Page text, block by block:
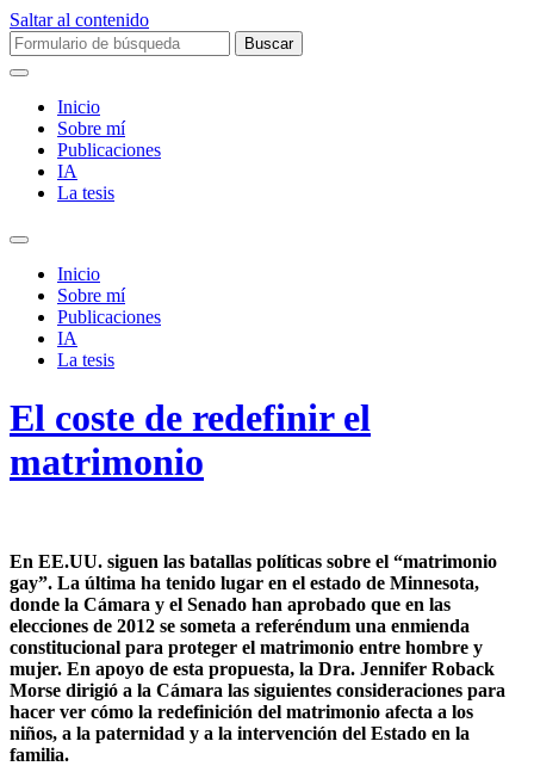
Saltar al contenido
Buscar:
Inicio
Sobre mí­
Publicaciones
IA
La tesis
Alternar
campo
búsqueda
Inicio
Sobre mí­
Publicaciones
IA
La tesis
El coste de redefinir el
matrimonio
En EE.UU. siguen las batallas políticas sobre el “matrimonio
gay”. La última ha tenido lugar en el estado de Minnesota,
donde la Cámara y el Senado han aprobado que en las
elecciones de 2012 se someta a referéndum una enmienda
constitucional para proteger el matrimonio entre hombre y
mujer. En apoyo de esta propuesta, la Dra. Jennifer Roback
Morse dirigió a la Cámara las siguientes consideraciones para
hacer ver cómo la redefinición del matrimonio afecta a los
niños, a la paternidad y a la intervención del Estado en la
familia.